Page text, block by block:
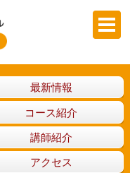
最新情報
コース紹介
講師紹介
アクセス